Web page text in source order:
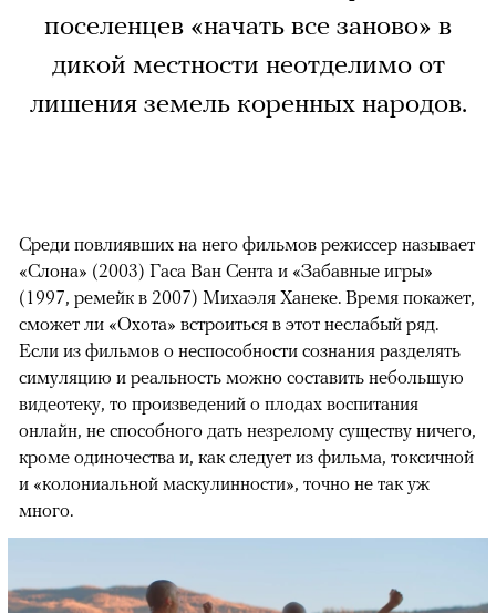
поселенцев «начать все заново» в
дикой местности неотделимо от
лишения земель коренных народов.
Среди повлиявших на него фильмов режиссер называет
«Слона» (2003) Гаса Ван Сента и «Забавные игры»
(1997, ремейк в 2007) Михаэля Ханеке. Время покажет,
сможет ли «Охота» встроиться в этот неслабый ряд.
Если из фильмов о неспособности сознания разделять
симуляцию и реальность можно составить небольшую
видеотеку, то произведений о плодах воспитания
онлайн, не способного дать незрелому существу ничего,
кроме одиночества и, как следует из фильма, токсичной
и «колониальной маскулинности», точно не так уж
много.